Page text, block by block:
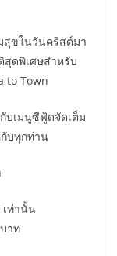
สุขในวันคริสต์มา
ดพิเศษสำหรับ
to Town
บเมนูซีฟู้ดจัดเต็ม
บทุกท่าน
เท่านั้น
าท